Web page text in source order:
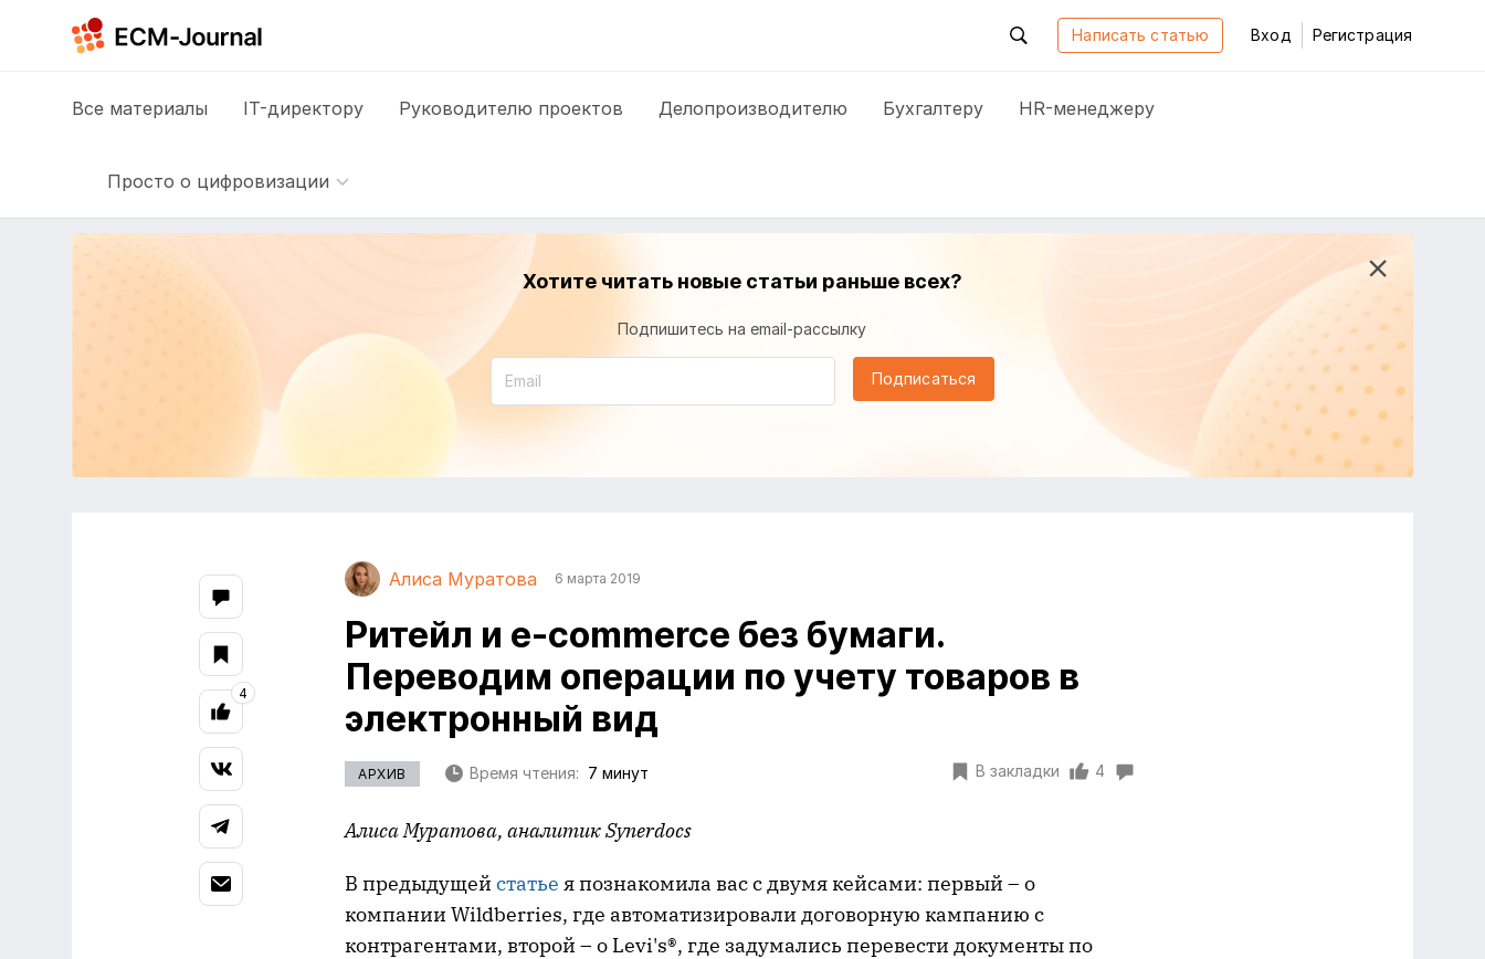
Написать статью Вход Регистрация
Все материалы IT-директору Руководителю проектов Делопроизводителю Бухгалтеру HR-менеджеру
Просто о цифровизации
Хотите читать новые статьи раньше всех?
Подпишитесь на email-рассылку
Подписаться
Алиса Муратова 6 марта 2019
Ритейл и e-commerce без бумаги.
Переводим операции по учету товаров в
электронный вид
АРХИВ Время чтения: 7 минут В закладки 4
Алиса Муратова, аналитик Synerdocs
В предыдущей статье я познакомила вас с двумя кейсами: первый – о
компании Wildberries, где автоматизировали договорную кампанию с
контрагентами, второй – о Levi's®, где задумались перевести документы по
4